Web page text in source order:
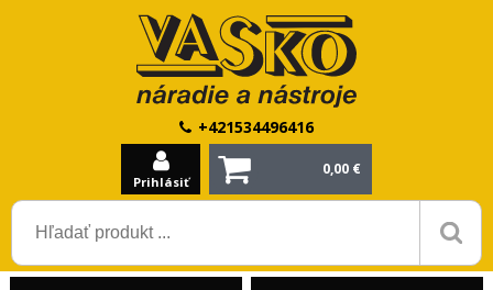
+421534496416
Prihlásiť
0,00 €